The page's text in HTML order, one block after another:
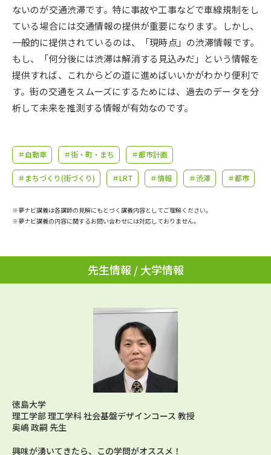
先輩が入学を決めた理由 テレメール全国一斉進学調査
新生活お役立ちガイド
学問発見 学問検索
大学で学びたい学問発見
学問のミニ講義「夢ナビ講義」 学問分野解説
学問の教科書 夢ナビライブ
ユーザーサポート
Ｑ＆Ａ よくあるご質問 大学進学IDについて
受付内容・発送状況の確認
個人情報取扱規定
テレメール進学カタログ
訂正のご案内
ないのが交通渋滞です。特に事故や工事などで車線規制をし
ている場合には交通情報の提供が重要になります。しかし、
一般的に提供されているのは、「現時点」の渋滞情報です。
もし、「何分後には渋滞は解消する見込みだ」という情報を
提供すれば、これからどの道に進めばいいかがわかり便利で
す。街の交通をスムーズにするためには、過去のデータを分
析して未来を推測する情報が有効なのです。
＃自動車 ＃街・町・まち ＃都市計画
＃まちづくり(街づくり) ＃LRT ＃情報 ＃渋滞 ＃都市
※夢ナビ講義は各講師の見解にもとづく講義内容としてご理解ください。
※夢ナビ講義の内容に関するお問い合わせには対応しておりません。
先生情報 / 大学情報
徳島大学
理工学部 理工学科 社会基盤デザインコース 教授
奥嶋 政嗣 先生
興味が湧いてきたら、この学問がオススメ！